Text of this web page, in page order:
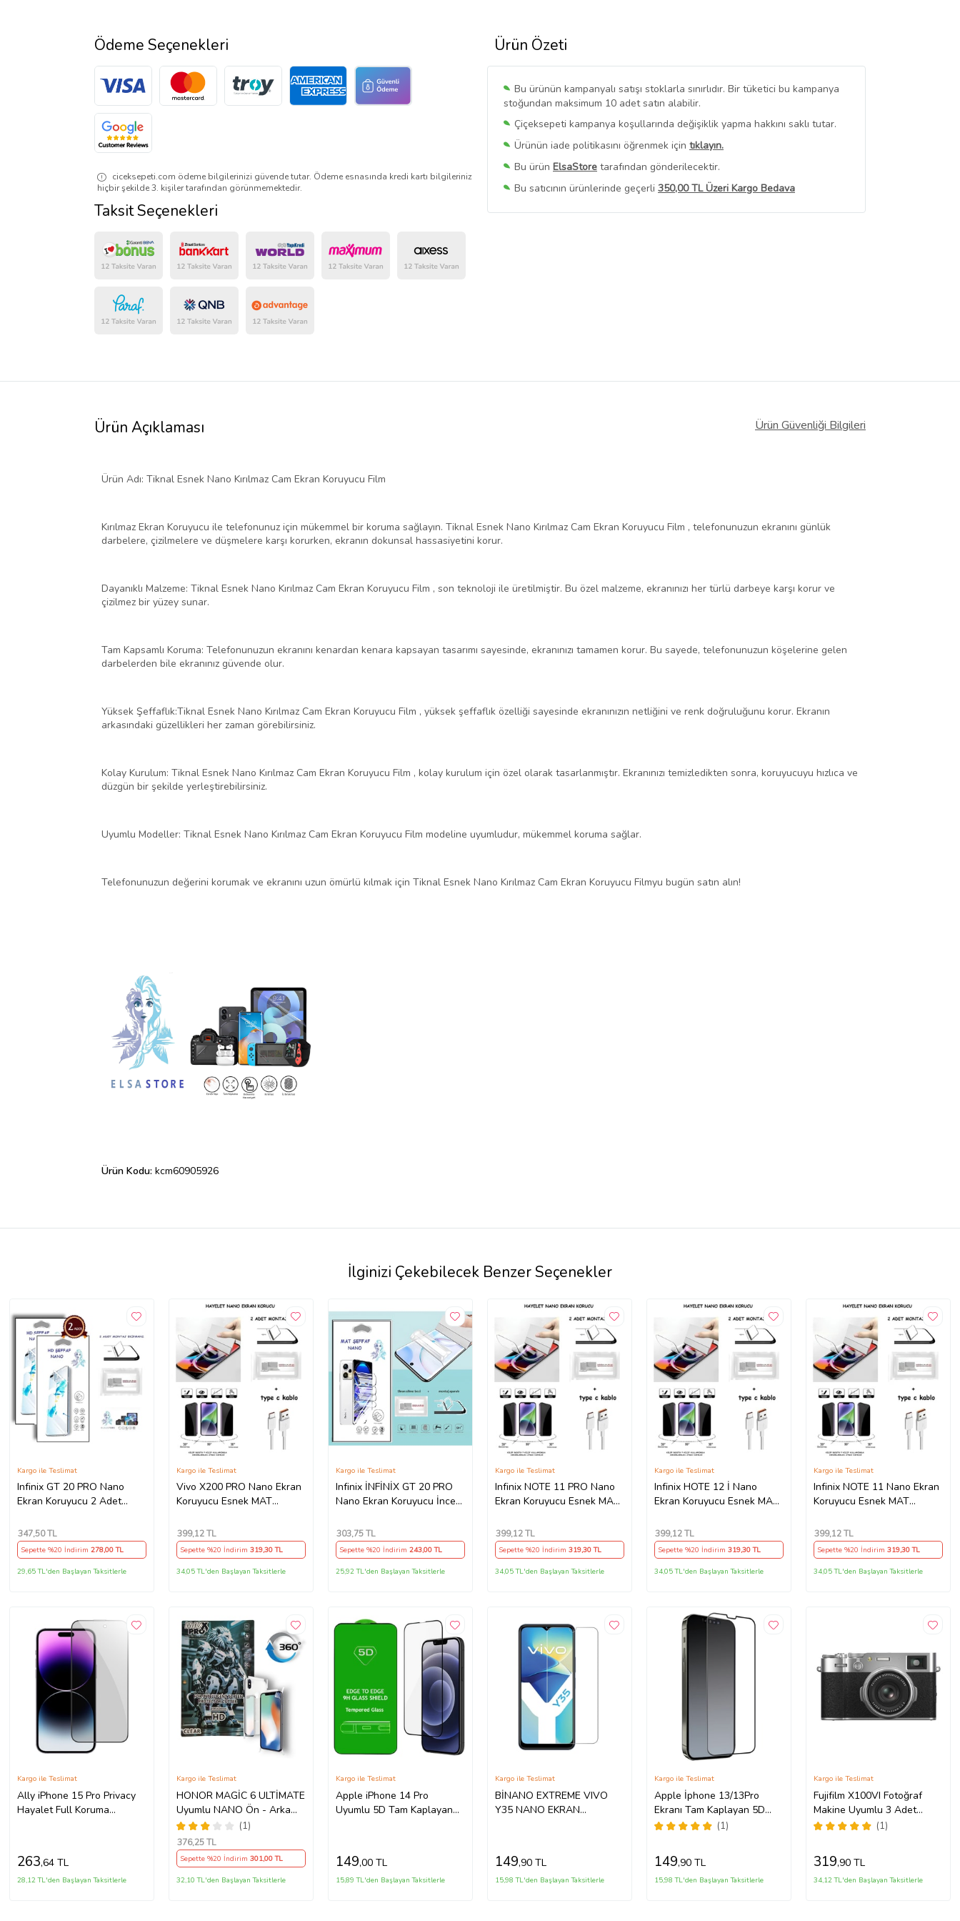
Ürün Özeti
Bu ürünün kampanyalı satışı stoklarla sınırlıdır. Bir tüketici bu kampanya
stoğundan maksimum 10 adet satın alabilir.
Çiçeksepeti kampanya koşullarında değişiklik yapma hakkını saklı tutar.
Ürünün iade politikasını öğrenmek için tıklayın.
Bu ürün ElsaStore tarafından gönderilecektir.
Bu satıcının ürünlerinde geçerli 350,00 TL Üzeri Kargo Bedava
Bu SatıcınınTüm Ürünlerini Görüntüle
Ödeme Seçenekleri
ciceksepeti.com ödeme bilgilerinizi güvende tutar. Ödeme esnasında kredi kartı bilgileriniz
hiçbir şekilde 3. kişiler tarafından görünmemektedir.
Taksit Seçenekleri
Ürün Açıklaması Ürün Güvenliği Bilgileri
Ürün Adı: Tiknal Esnek Nano Kırılmaz Cam Ekran Koruyucu Film
Kırılmaz Ekran Koruyucu ile telefonunuz için mükemmel bir koruma sağlayın. Tiknal Esnek Nano Kırılmaz Cam Ekran Koruyucu Film , telefonunuzun ekranını günlük
darbelere, çizilmelere ve düşmelere karşı korurken, ekranın dokunsal hassasiyetini korur.
Dayanıklı Malzeme: Tiknal Esnek Nano Kırılmaz Cam Ekran Koruyucu Film , son teknoloji ile üretilmiştir. Bu özel malzeme, ekranınızı her türlü darbeye karşı korur ve
çizilmez bir yüzey sunar.
Tam Kapsamlı Koruma: Telefonunuzun ekranını kenardan kenara kapsayan tasarımı sayesinde, ekranınızı tamamen korur. Bu sayede, telefonunuzun köşelerine gelen
darbelerden bile ekranınız güvende olur.
Yüksek Şeffaflık:Tiknal Esnek Nano Kırılmaz Cam Ekran Koruyucu Film , yüksek şeffaflık özelliği sayesinde ekranınızın netliğini ve renk doğruluğunu korur. Ekranın
arkasındaki güzellikleri her zaman görebilirsiniz.
Kolay Kurulum: Tiknal Esnek Nano Kırılmaz Cam Ekran Koruyucu Film , kolay kurulum için özel olarak tasarlanmıştır. Ekranınızı temizledikten sonra, koruyucuyu hızlıca ve
düzgün bir şekilde yerleştirebilirsiniz.
Uyumlu Modeller: Tiknal Esnek Nano Kırılmaz Cam Ekran Koruyucu Film modeline uyumludur, mükemmel koruma sağlar.
Telefonunuzun değerini korumak ve ekranını uzun ömürlü kılmak için Tiknal Esnek Nano Kırılmaz Cam Ekran Koruyucu Filmyu bugün satın alın!
Ürün Kodu: kcm60905926
İlginizi Çekebilecek Benzer Seçenekler
Infinix GT 20 PRO Nano
Ekran Koruyucu 2 Adet
Şeffaf
Kargo ile Teslimat
347,50 TL
Sepette %20 İndirim 278,00 TL
29,65 TL'den Başlayan Taksitlerle
Vivo X200 PRO Nano Ekran
Koruyucu Esnek MAT
Kargo ile Teslimat
399,12 TL
Sepette %20 İndirim 319,30 TL
34,05 TL'den Başlayan Taksitlerle
Infinix İNFİNİX GT 20 PRO
Nano Ekran Koruyucu İnce
Kargo ile Teslimat
303,75 TL
Sepette %20 İndirim 243,00 TL
25,92 TL'den Başlayan Taksitlerle
Infinix NOTE 11 PRO Nano
Ekran Koruyucu Esnek MAT
Kargo ile Teslimat
399,12 TL
Sepette %20 İndirim 319,30 TL
34,05 TL'den Başlayan Taksitlerle
Infinix HOTE 12 İ Nano
Ekran Koruyucu Esnek MAT
Kargo ile Teslimat
399,12 TL
Sepette %20 İndirim319,30 TL
34,05 TL'den Başlayan Taksitlerle
Infinix NOTE 11 Nano Ekran
Koruyucu Esnek MAT
Kargo ile Teslimat
399,12 TL
Sepette %20 İndirim319,30 TL
34,05 TL'den Başlayan Taksitlerle
Ally iPhone 15 Pro Privacy
Hayalet Full Koruma
Kargo ile Teslimat
263,64 TL
28,12 TL'den Başlayan Taksitlerle
HONOR MAGİC 6 ULTİMATE
Uyumlu NANO Ön - Arka
360 Full Kaplama Hd Ekran
Koruyucu Darbe Emici -
MAXXPRO
(1)
Kargo ile Teslimat
376,25 TL
Sepette %20 İndirim 301,00 TL
32,10 TL'den Başlayan Taksitlerle
Apple iPhone 14 Pro
Uyumlu 5D Tam Kaplayan
Kargo ile Teslimat
149,00 TL
15,89 TL'den Başlayan Taksitlerle
BİNANO EXTREME VIVO
Y35 NANO EKRAN
Kargo ile Teslimat
149,90 TL
15,98 TL'den Başlayan Taksitlerle
Apple İphone 13/13Pro
Ekranı Tam Kaplayan 5D
Ekran Koruyucu(1)
Kargo ile Teslimat
149,90 TL
15,98 TL'den Başlayan Taksitlerle
Fujifilm X100VI Fotoğraf
Makine Uyumlu 3 Adet
Şeffaf Ekran koruyucu Nano
(1)
Kargo ile Teslimat
319,90 TL
34,12 TL'den Başlayan Taksitlerle